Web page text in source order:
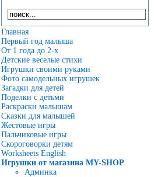
Главная
Первый год малыша
От 1 года до 2-х
Детские веселые стихи
Игрушки своими руками
Фото самодельных игрушек
Загадки для детей
Поделки с детьми
Раскраски малышам
Сказки для малышей
Жестовые игры
Пальчиковые игры
Скороговорки детям
Worksheets English
Игрушки от магазина MY-SHOP
Админка